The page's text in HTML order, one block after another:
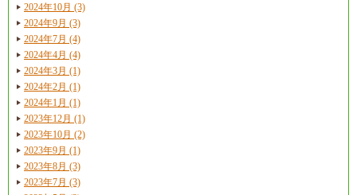
2024年10月 (3)
2024年9月 (3)
2024年7月 (4)
2024年4月 (4)
2024年3月 (1)
2024年2月 (1)
2024年1月 (1)
2023年12月 (1)
2023年10月 (2)
2023年9月 (1)
2023年8月 (3)
2023年7月 (3)